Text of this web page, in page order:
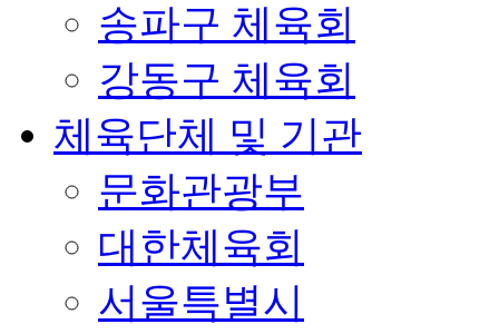
송파구 체육회
강동구 체육회
체육단체 및 기관
문화관광부
대한체육회
서울특별시